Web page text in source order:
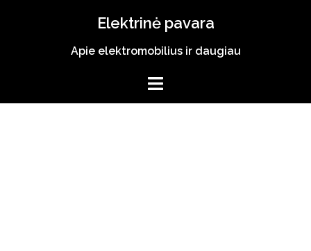
Elektrinė pavara
Apie elektromobilius ir daugiau